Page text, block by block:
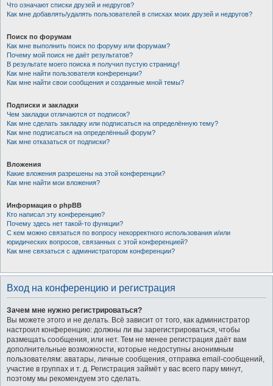
Что означают списки друзей и недругов?
Как мне добавлять/удалять пользователей в списках моих друзей и недругов?
Поиск по форумам
Как мне выполнить поиск по форуму или форумам?
Почему мой поиск не даёт результатов?
В результате моего поиска я получил пустую страницу!
Как мне найти пользователя конференции?
Как мне найти свои сообщения и созданные мной темы?
Подписки и закладки
Чем закладки отличаются от подписок?
Как мне сделать закладку или подписаться на определённую тему?
Как мне подписаться на определённый форум?
Как мне отказаться от подписки?
Вложения
Какие вложения разрешены на этой конференции?
Как мне найти мои вложения?
Информация о phpBB
Кто написал эту конференцию?
Почему здесь нет такой-то функции?
С кем можно связаться по вопросу некорректного использования и/или
юридических вопросов, связанных с этой конференцией?
Как мне связаться с администратором конференции?
Вход на конференцию и регистрация
Зачем мне нужно регистрироваться?
Вы можете этого и не делать. Всё зависит от того, как администратор
настроил конференцию: должны ли вы зарегистрироваться, чтобы
размещать сообщения, или нет. Тем не менее регистрация даёт вам
дополнительные возможности, которые недоступны анонимным
пользователям: аватары, личные сообщения, отправка email-сообщений,
участие в группах и т. д. Регистрация займёт у вас всего пару минут,
поэтому мы рекомендуем это сделать.